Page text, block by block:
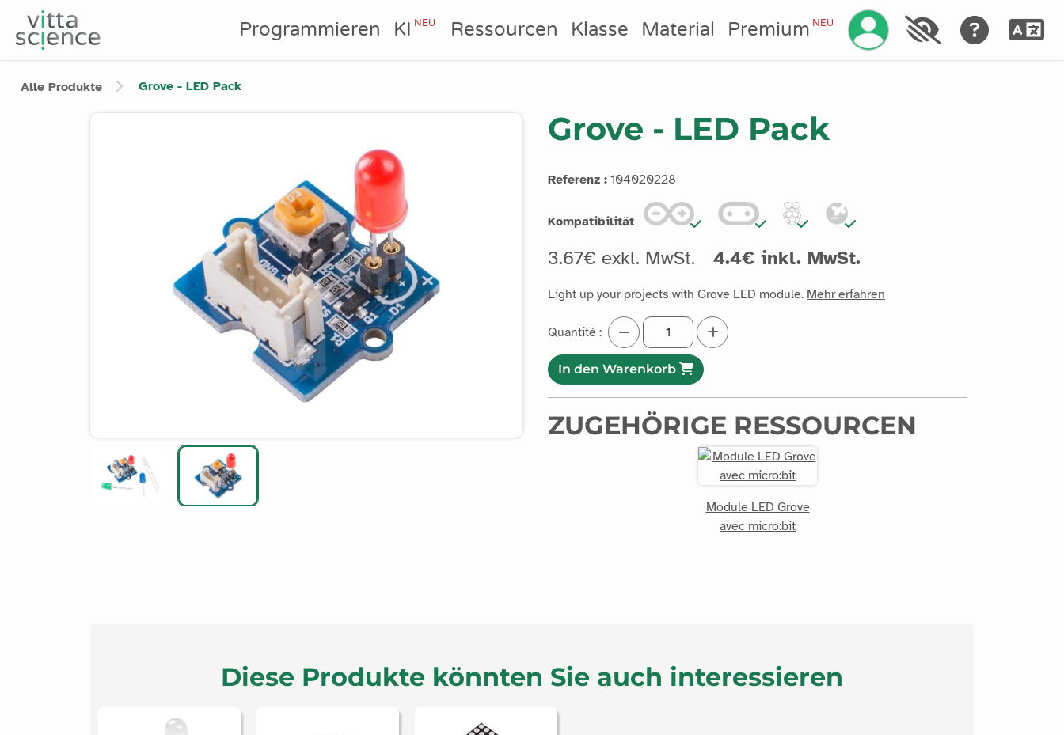
Programmieren KINEU Ressourcen Klasse Material PremiumNEU Ihr Konto verwalten
Alle Produkte Grove - LED Pack
Grove - LED Pack
Referenz : 104020228
Kompatibilität
3.67€ exkl. MwSt. 4.4€ inkl. MwSt.
Light up your projects with Grove LED module. Mehr erfahren
Quantité :
In den Warenkorb
ZUGEHÖRIGE RESSOURCEN
Module LED Grove
avec micro:bit
Diese Produkte könnten Sie auch interessieren